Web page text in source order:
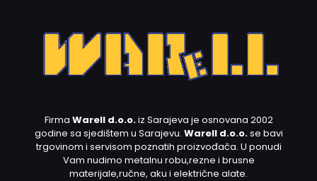
Firma Warell d.o.o.iz Sarajeva je osnovana 2002
godine sa sjedištem u Sarajevu. Warell d.o.o.se bavi
trgovinom i servisom poznatih proizvođača. U ponudi
Vam nudimo metalnu robu,rezne i brusne
materijale,ručne, aku i električne alate.